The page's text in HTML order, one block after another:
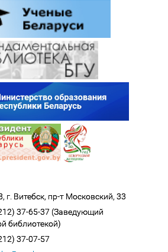
г. Витебск, пр-т Московский, 33
37-65-37 (Заведующий
библиотекой)
37-07-57